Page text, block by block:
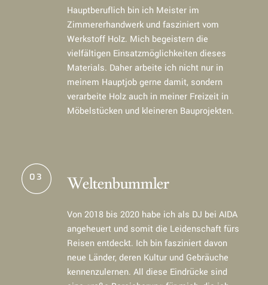
03 Weltenbummler
Von 2018 bis 2020 habe ich als DJ bei AIDA
angeheuert und somit die Leidenschaft fürs
Reisen entdeckt. Ich bin fasziniert davon
neue Länder, deren Kultur und Gebräuche
kennenzulernen. All diese Eindrücke sind
Hauptberuflich bin ich Meister im
Zimmererhandwerk und fasziniert vom
Werkstoff Holz. Mich begeistern die
vielfältigen Einsatzmöglichkeiten dieses
Materials. Daher arbeite ich nicht nur in
meinem Hauptjob gerne damit, sondern
verarbeite Holz auch in meiner Freizeit in
Möbelstücken und kleineren Bauprojekten.